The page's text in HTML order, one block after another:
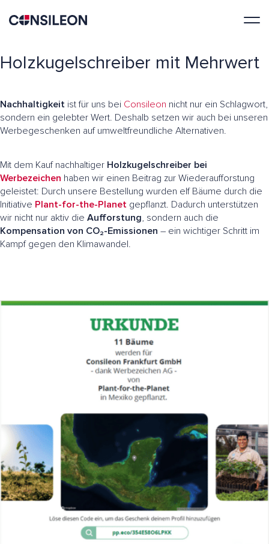
Holzkugelschreiber mit Mehrwert
Nachhaltigkeit ist für uns bei Consileon nicht nur ein Schlagwort,
sondern ein gelebter Wert. Deshalb setzen wir auch bei unseren
Werbegeschenken auf umweltfreundliche Alternativen.
Mit dem Kauf nachhaltiger Holzkugelschreiber bei
Werbezeichen haben wir einen Beitrag zur Wiederaufforstung
geleistet: Durch unsere Bestellung wurden elf Bäume durch die
Initiative Plant-for-the-Planet gepflanzt. Dadurch unterstützen
wir nicht nur aktiv die Aufforstung, sondern auch die
Kompensation von CO₂-Emissionen – ein wichtiger Schritt im
Kampf gegen den Klimawandel.